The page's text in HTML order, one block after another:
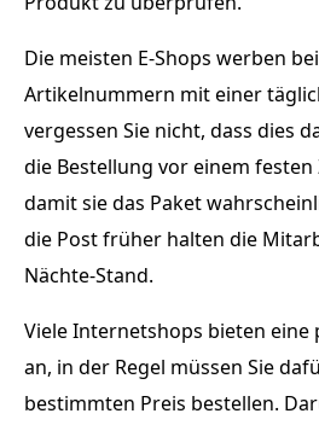
Die meisten E-Shops werben
Artikelnummern mit einer
vergessen Sie nicht, dass dies
die Bestellung vor einem
damit sie das Paket
die Post früher halten die
Nächte-Stand.
Viele Internetshops bieten
an, in der Regel müssen Sie
bestimmten Preis bestellen.